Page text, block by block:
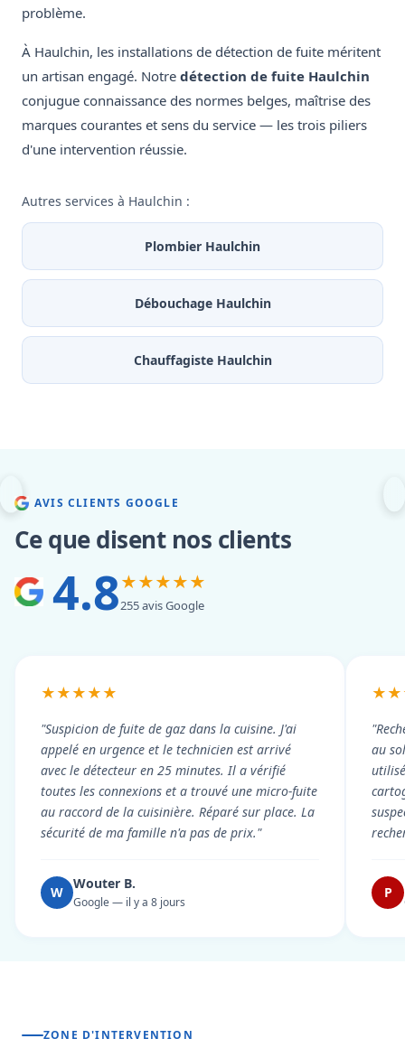
problème.
À Haulchin, les installations de détection de fuite méritent
un artisan engagé. Notre détection de fuite Haulchin
conjugue connaissance des normes belges, maîtrise des
marques courantes et sens du service — les trois piliers
d'une intervention réussie.
Autres services à Haulchin :
Plombier Haulchin
Débouchage Haulchin
Chauffagiste Haulchin
AVIS CLIENTS GOOGLE
Ce que disent nos clients
4.8★★★★★
255 avis Google
★★★★★
"Suspicion de fuite de gaz dans la cuisine. J'ai
appelé en urgence et le technicien est arrivé
avec le détecteur en 25 minutes. Il a vérifié
toutes les connexions et a trouvé une micro-fuite
au raccord de la cuisinière. Réparé sur place. La
sécurité de ma famille n'a pas de prix."
W
Wouter B.
Google — il y a 8 jours
au
P
ZONE D'INTERVENTION